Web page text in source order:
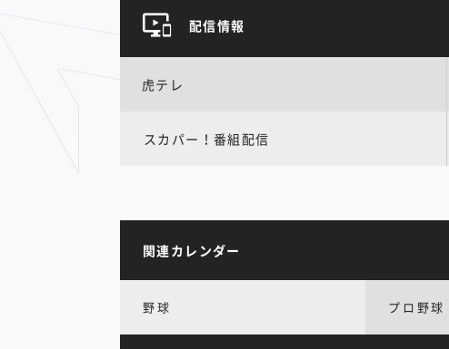
配信情報
虎テレ
スカパー！番組配信
関連カレンダー
野球 プロ野球